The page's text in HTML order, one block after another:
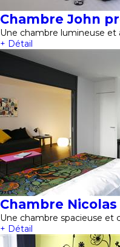
Chambre John
Une chambre lumineuse et
+ Détail
Chambre
Une chambre spacieuse et
+ Détail